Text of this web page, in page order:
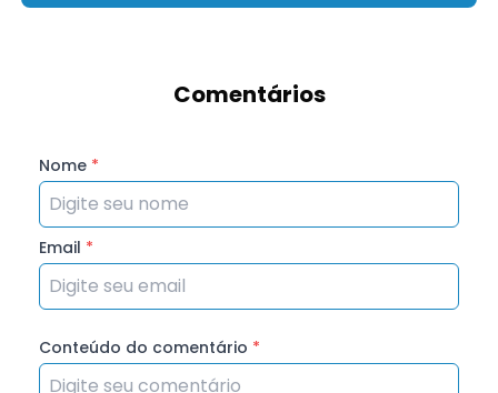
Comentários
Nome *
Email *
Conteúdo do comentário *